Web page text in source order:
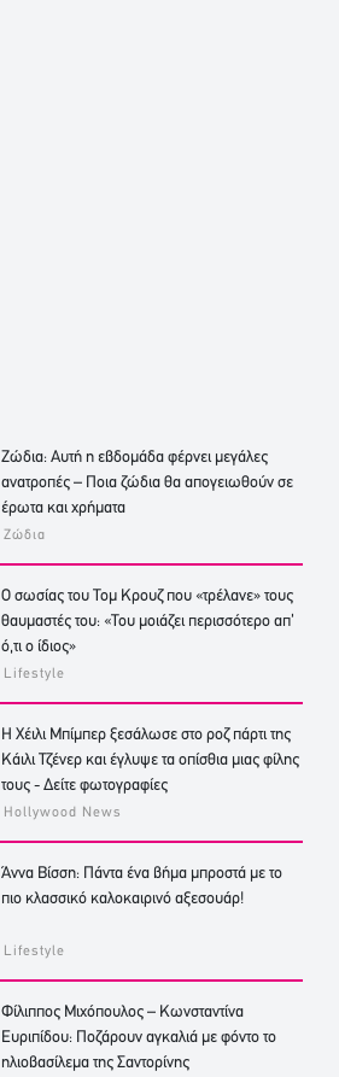
Ζώδια: Αυτή η εβδομάδα φέρνει μεγάλες
ανατροπές – Ποια ζώδια θα απογειωθούν σε
έρωτα και χρήματα
Ζώδια
Ο σωσίας του Τομ Κρουζ που «τρέλανε» τους
θαυμαστές του: «Του μοιάζει περισσότερο απ’
ό,τι ο ίδιος»
Lifestyle
Η Χέιλι Μπίμπερ ξεσάλωσε στο ροζ πάρτι της
Κάιλι Τζένερ και έγλυψε τα οπίσθια μιας φίλης
τους - Δείτε φωτογραφίες
Hollywood News
Άννα Βίσση: Πάντα ένα βήμα μπροστά με το
πιο κλασσικό καλοκαιρινό αξεσουάρ!
Lifestyle
Φίλιππος Μιχόπουλος – Κωνσταντίνα
Ευριπίδου: Ποζάρουν αγκαλιά με φόντο το
ηλιοβασίλεμα της Σαντορίνης